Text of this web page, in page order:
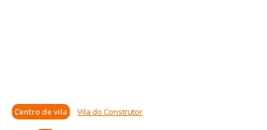
Centro de vila Vila do Construtor